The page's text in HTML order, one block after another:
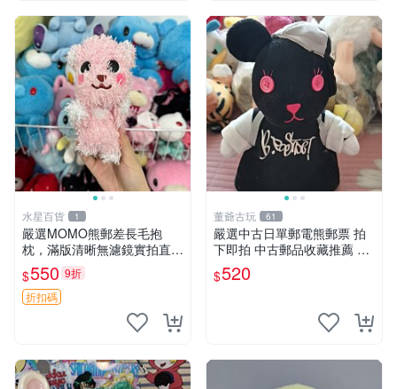
水星百貨 1
嚴選MOMO熊郵差長毛抱
枕，滿版清晰無濾鏡實拍直
銷。每周新品到貨，不容錯
過！ 郵差熊 長毛 抱枕
$550 9折
折扣碼
董爺古玩 61
嚴選中古日單郵電熊郵票 拍
下即拍 中古郵品收藏推薦 郵
票 郵電熊 日本
$520